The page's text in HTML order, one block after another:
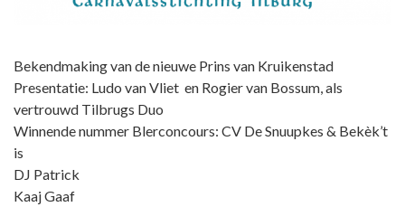
Bekendmaking van de nieuwe Prins van Kruikenstad
Presentatie: Ludo van Vliet en Rogier van Bossum, als
vertrouwd Tilbrugs Duo
Winnende nummer Blerconcours: CV De Snuupkes & Bekèk’t
is
DJ Patrick
Kaaj Gaaf